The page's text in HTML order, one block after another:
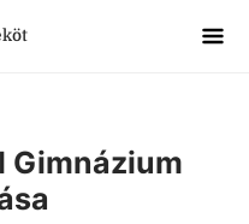
Gimnázium